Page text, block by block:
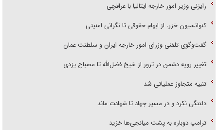
رایزنی وزیر امور خارجه ایتالیا با عراقچی
کنوانسیون خزر، از ابهام حقوقی تا نگرانی امنیتی
گفت‌وگوی تلفنی وزرای امور خارجه ایران و سلطنت عمان
تغییر رویه دشمن در ترور از شیخ فضل‌الله تا مصباح یزدی
تنبیه متجاوز عملیاتی شد
دلتنگی نکرد و در مسیر جهاد تا شهادت ماند
ترامپ دوباره به پشت میانجی‌ها خزید